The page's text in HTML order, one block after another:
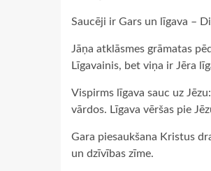
Saucēji ir Gars un līgava –
Jāņa atklāsmes grāmatas
Līgavainis, bet viņa ir Jēra
Vispirms līgava sauc uz
vārdos. Līgava vēršas pie
Gara piesaukšana Kristus
un dzīvības zīme.